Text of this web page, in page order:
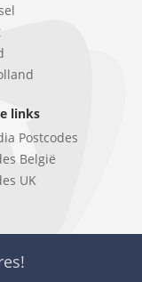
links
Postcodes
België
UK